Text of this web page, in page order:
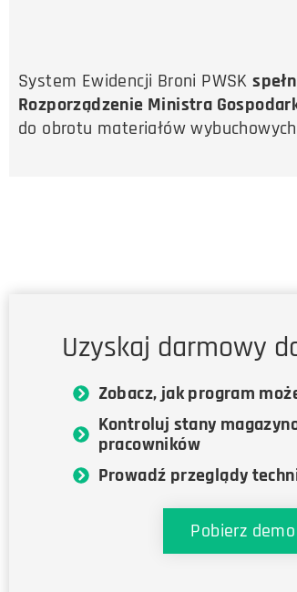
System Ewidencji Broni PWSK
Rozporządzenie Ministra
do obrotu materiałów
Uzyskaj darmowy
Zobacz, jak program
Kontroluj stany
pracowników
Prowadź przeglądy
Pobierz